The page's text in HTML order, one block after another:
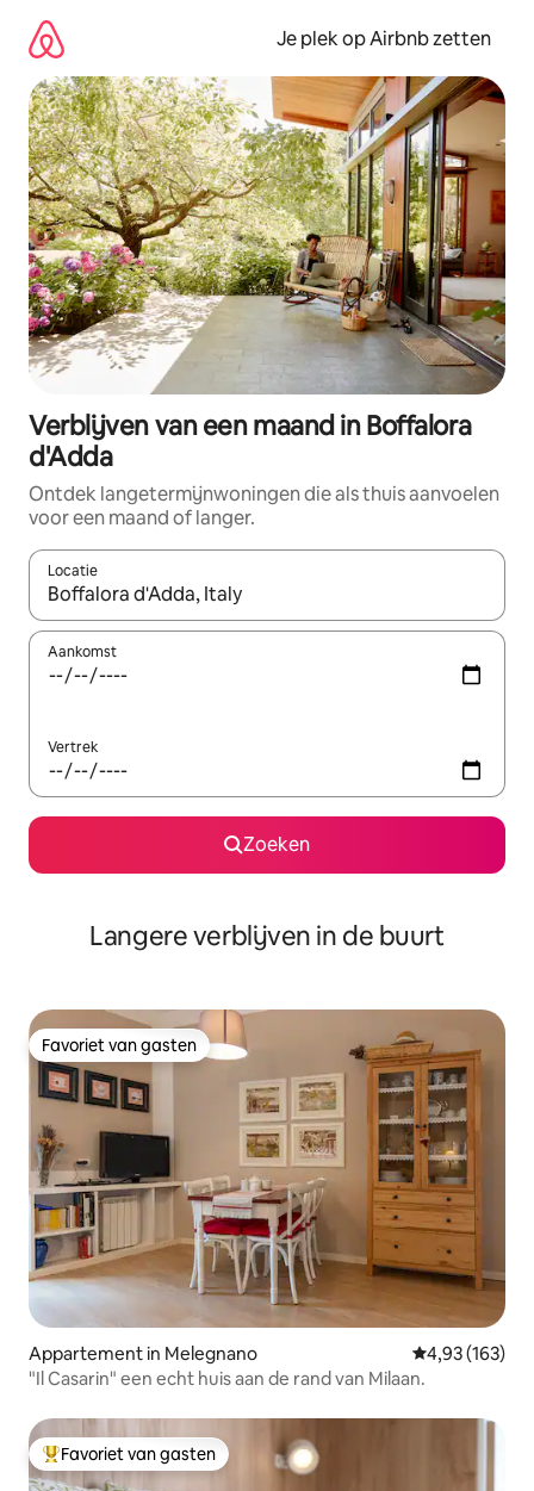
direct
naar
inhoud
Je plek op Airbnb zetten
Verblijven van een maand in Boffalora
d'Adda
Ontdek langetermijnwoningen die als thuis aanvoelen
voor een maand of langer.
Locatie
Wanneer er resultaten beschikbaar zijn, maak je een keuze
Aankomst
Vertrek
Zoeken
Langere verblijven in de buurt
Favoriet van gasten
Favoriet van gasten
Appartement in Melegnano Gemiddelde
4,93 (163)
"Il Casarin" een echt huis aan de rand van Milaan.
Topfavoriet van gasten
Favoriet van gasten